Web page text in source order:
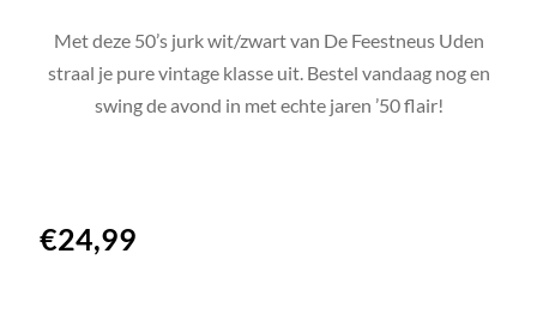
Met deze 50’s jurk wit/zwart van De Feestneus Uden
straal je pure vintage klasse uit. Bestel vandaag nog en
swing de avond in met echte jaren ’50 flair!
€24,99